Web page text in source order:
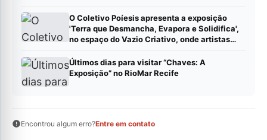
em: https://gazeta24h.com/collab/?
status=published (Publique sua pauta –
Gazeta24h)
O Coletivo Poíesis apresenta a exposição
'Terra que Desmancha, Evapora e Solidifica',
no espaço do Vazio Criativo, onde artistas
duplas.
Últimos dias para visitar “Chaves: A
Exposição” no RioMar Recife
Encontrou algum erro?Entre em contato